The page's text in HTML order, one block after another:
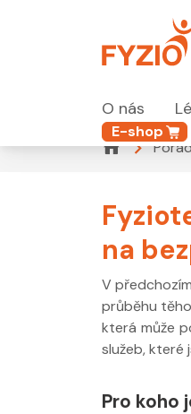
O nás
E-shop
na
V
průběhu
která může
služeb, které
Pro koho